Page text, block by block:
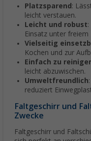
Platzsparend :
leicht verstauen.
Leicht und robust
Einsatz unter freiem
Vielseitig
Kochen und zur
Einfach zu
leicht abzuwischen.
Umweltfreundlich
reduziert
Faltgeschirr und
Zwecke
Faltgeschirr und